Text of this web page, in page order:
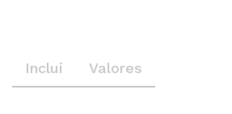
Inclui Valores